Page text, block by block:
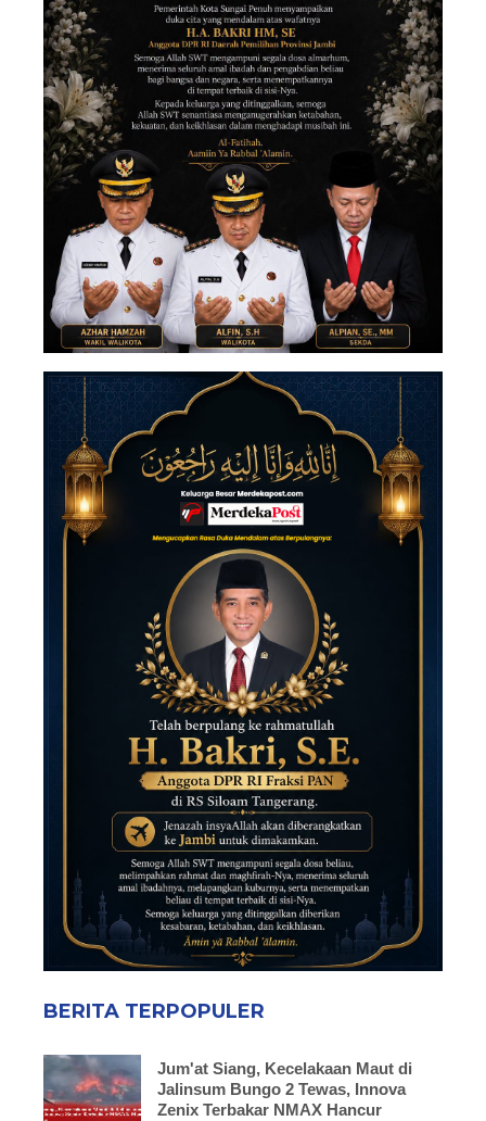
BERITA TERPOPULER
Jum'at Siang, Kecelakaan Maut di
Jalinsum Bungo 2 Tewas, Innova
Zenix Terbakar NMAX Hancur